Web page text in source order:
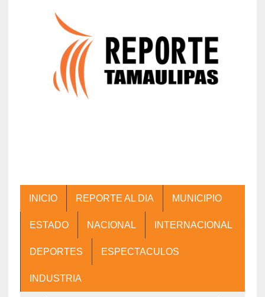
INICIO REPORTE AL DIA MUNICIPIO
ESTADO NACIONAL INTERNACIONAL
DEPORTES ESPECTACULOS
INDUSTRIA